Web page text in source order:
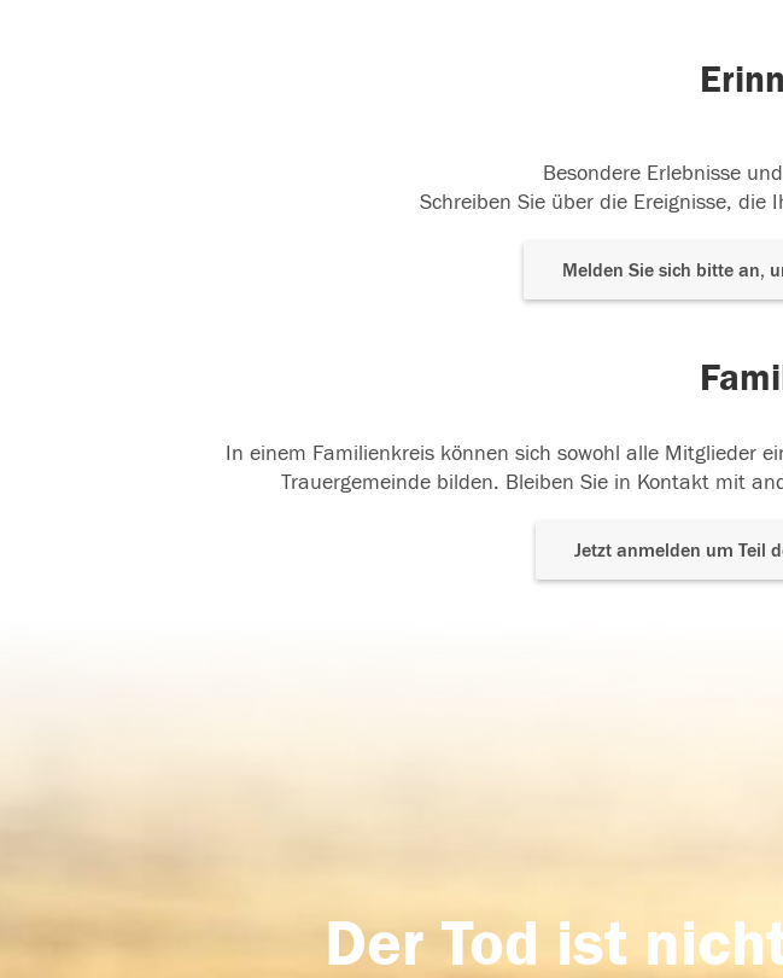
Besondere Erlebnisse
Schreiben Sie über die Ereignisse, die
Melden Sie sich bitte an,
In einem Familienkreis können sich sowohl alle Mitglieder
Trauergemeinde bilden. Bleiben Sie in Kontakt mit
Jetzt anmelden um Teil
Der Tod ist